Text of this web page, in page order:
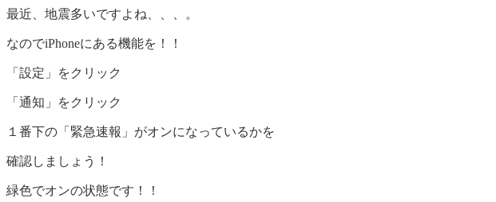
最近、地震多いですよね、、、。
なのでiPhoneにある機能を！！
「設定」をクリック
「通知」をクリック
１番下の「緊急速報」がオンになっているかを
確認しましょう！
緑色でオンの状態です！！